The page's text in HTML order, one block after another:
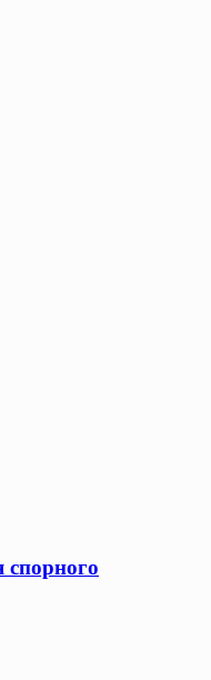
спорного